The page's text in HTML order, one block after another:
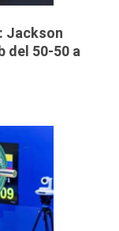
Jackson
del 50-50 a